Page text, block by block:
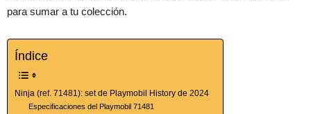
para sumar a tu colección.
Índice
Ninja (ref. 71481): set de Playmobil History de 2024
Especificaciones del Playmobil 71481